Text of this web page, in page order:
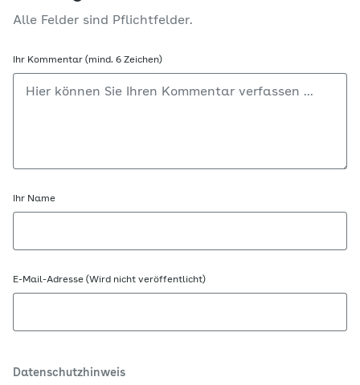
Alle Felder sind Pflichtfelder.
Ihr Kommentar (mind. 6 Zeichen)
Ihr Name
E-Mail-Adresse (Wird nicht veröffentlicht)
Datenschutzhinweis